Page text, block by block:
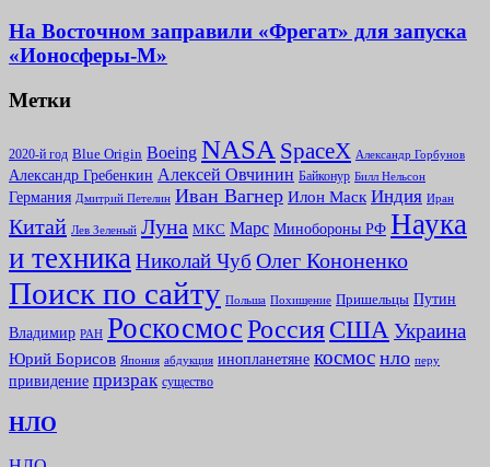
На Восточном заправили «Фрегат» для запуска
«Ионосферы-М»
Метки
2020-й год Blue Origin Boeing NASA SpaceX Александр Горбунов
Александр Гребенкин Алексей Овчинин Байконур Билл Нельсон
Германия Дмитрий Петелин Иван Вагнер Илон Маск Индия Иран
Китай Лев Зеленый Луна МКС Марс Минoбороны РФ Наука
и техника Николай Чуб Олег Кононенко
Поиск по сайту Польша Похищение Пришельцы Путин
Владимир РАН РоскосмосРоссияСША Украина
Юрий Борисов Япония абдукция инопланетяне космос нло перу
привидение призрак существо
НЛО